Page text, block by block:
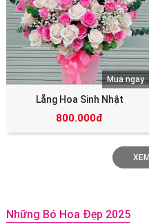
Lẵng Hoa Sinh Nhật
800.000đ
Mua ngay
Những Bó Hoa Đẹp 2025